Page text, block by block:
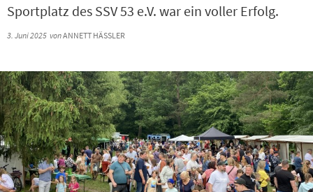
Sportplatz des SSV 53 e.V. war ein voller Erfolg.
3. Juni 2025 vonANNETT HÄSSLER